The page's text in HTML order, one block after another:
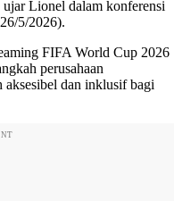
Lionel dalam konferensi
5/2026).
FIFA World Cup 2026
perusahaan
dan inklusif bagi